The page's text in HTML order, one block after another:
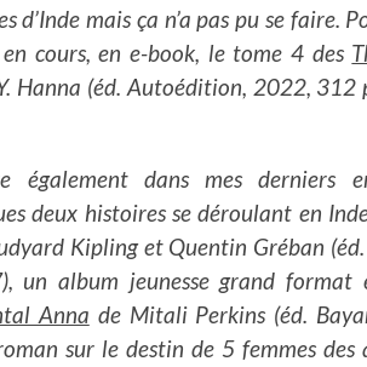
d’Inde mais ça n’a pas pu se faire.
cours, en e-book, le tome 4 des
Hanna (éd. Autoédition, 2022, 312
également dans mes derniers
deux histoires se déroulant en
Kipling et Quentin Gréban
un album jeunesse grand format
Anna de Mitali Perkins (éd.
sur le destin de 5 femmes des